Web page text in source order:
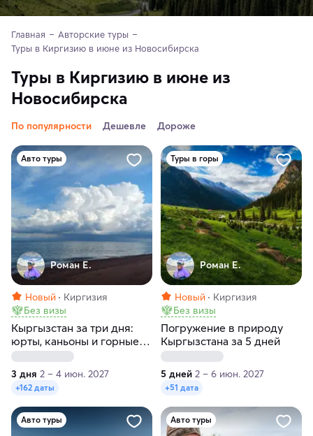
Главная
Авторские туры
Туры в Киргизию в июне из Новосибирска
Туры в Киргизию в июне из
Новосибирска
По популярности Дешевле Дороже
Авто туры
Роман Е.
Новый
Киргизия
Без визы
Кыргызстан за три дня:
юрты, каньоны и горные
ущелья
3 дня 2 – 4 июн. 2027
+162 даты
Туры в горы
Роман Е.
Новый
Киргизия
Без визы
Погружение в природу
Кыргызстана за 5 дней
5 дней 2 – 6 июн. 2027
+51 дата
Авто туры Авто туры